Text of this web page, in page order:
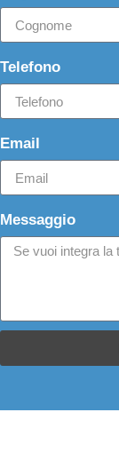
Telefono
Email
Messaggio